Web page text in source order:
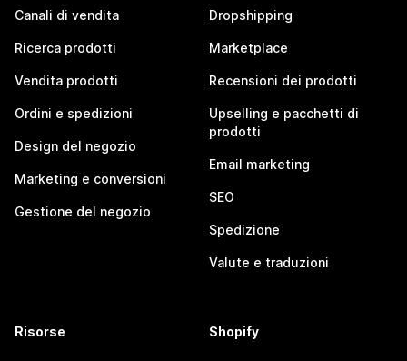
Canali di vendita
Ricerca prodotti
Vendita prodotti
Ordini e spedizioni
Design del negozio
Marketing e conversioni
Gestione del negozio
Dropshipping
Marketplace
Recensioni dei prodotti
Upselling e pacchetti di
prodotti
Email marketing
SEO
Spedizione
Valute e traduzioni
Risorse Shopify